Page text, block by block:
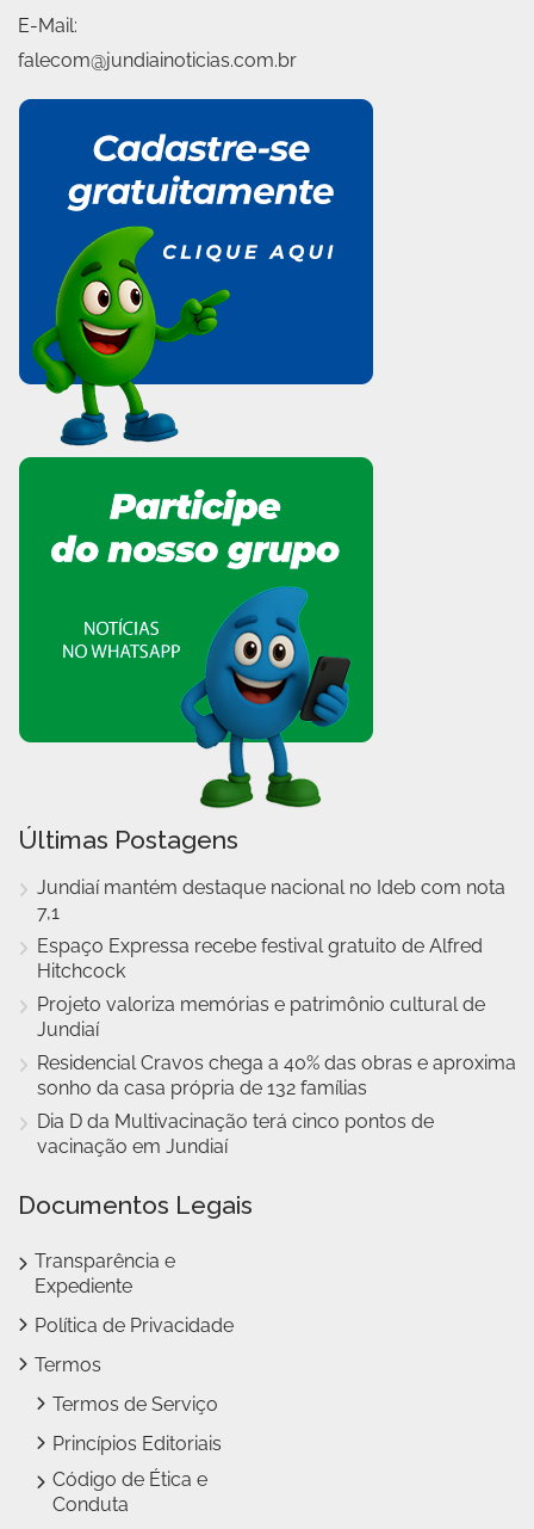
E-Mail:
falecom@jundiainoticias.com.br
Últimas Postagens
Jundiaí mantém destaque nacional no Ideb com nota
7,1
Espaço Expressa recebe festival gratuito de Alfred
Hitchcock
Projeto valoriza memórias e patrimônio cultural de
Jundiaí
Residencial Cravos chega a 40% das obras e aproxima
sonho da casa própria de 132 famílias
Dia D da Multivacinação terá cinco pontos de
vacinação em Jundiaí
Documentos Legais
Transparência e
Expediente
Política de Privacidade
Termos
Termos de Serviço
Princípios Editoriais
Código de Ética e
Conduta